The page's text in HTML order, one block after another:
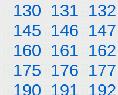
130 131 132
145 146 147
160 161 162
175 176 177
190 191 192